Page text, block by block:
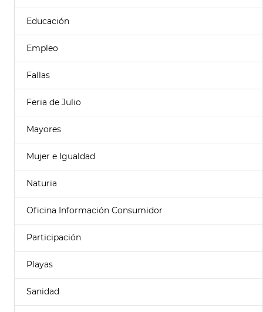
Educación
Empleo
Fallas
Feria de Julio
Mayores
Mujer e Igualdad
Naturia
Oficina Información Consumidor
Participación
Playas
Sanidad